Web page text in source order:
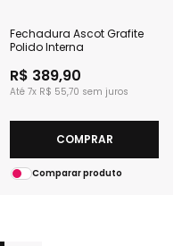
Fechadura Ascot Grafite
Polido Interna
R$ 389,90
7x R$ 55,70
COMPRAR
Comparar produto